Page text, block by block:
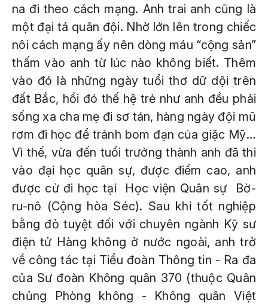
na đi theo cách mạng. Anh trai anh cũng là
một đại tá quân đội. Nhờ lớn lên trong chiếc
nôi cách mạng ấy nên dòng máu “cộng sản”
thấm vào anh từ lúc nào không biết. Thêm
vào đó là những ngày tuổi thơ dữ dội trên
đất Bắc, hồi đó thế hệ trẻ như anh đều phải
sống xa cha mẹ đi sơ tán, hàng ngày đội mũ
rơm đi học để tránh bom đạn của giặc Mỹ…
Vì thế, vừa đến tuổi trưởng thành anh đã thi
vào đại học quân sự, được điểm cao, anh
được cử đi học tại Học viện Quân sự Bờ-
ru-nô (Cộng hòa Séc). Sau khi tốt nghiệp
bằng đỏ tuyệt đối với chuyên ngành Kỹ sư
điện tử Hàng không ở nước ngoài, anh trở
về công tác tại Tiểu đoàn Thông tin - Ra đa
của Sư đoàn Không quân 370 (thuộc Quân
chủng Phòng không - Không quân Việt